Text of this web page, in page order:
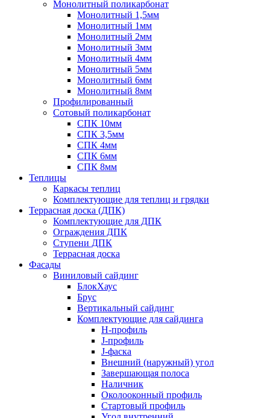
Монолитный поликарбонат
Монолитный 1,5мм
Монолитный 1мм
Монолитный 2мм
Монолитный 3мм
Монолитный 4мм
Монолитный 5мм
Монолитный 6мм
Монолитный 8мм
Профилированный
Сотовый поликарбонат
СПК 10мм
СПК 3,5мм
СПК 4мм
СПК 6мм
СПК 8мм
Теплицы
Каркасы теплиц
Комплектующие для теплиц и грядки
Террасная доска (ДПК)
Комплектующие для ДПК
Ограждения ДПК
Ступени ДПК
Террасная доска
Фасады
Виниловый сайдинг
БлокХаус
Брус
Вертикальный сайдинг
Комплектующие для сайдинга
H-профиль
J-профиль
J-фаска
Внешний (наружный) угол
Завершающая полоса
Наличник
Околооконный профиль
Стартовый профиль